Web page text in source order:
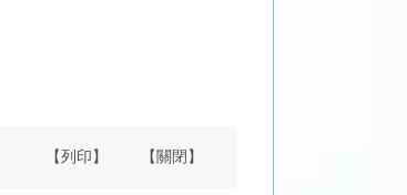
【列印】 【關閉】